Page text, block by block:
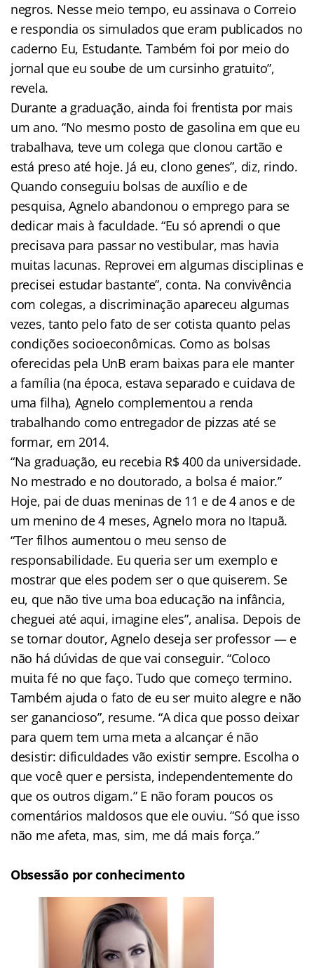
negros. Nesse meio tempo, eu assinava o Correio
e respondia os simulados que eram publicados no
caderno Eu, Estudante. Também foi por meio do
jornal que eu soube de um cursinho gratuito”,
revela.
Durante a graduação, ainda foi frentista por mais
um ano. “No mesmo posto de gasolina em que eu
trabalhava, teve um colega que clonou cartão e
está preso até hoje. Já eu, clono genes”, diz, rindo.
Quando conseguiu bolsas de auxílio e de
pesquisa, Agnelo abandonou o emprego para se
dedicar mais à faculdade. “Eu só aprendi o que
precisava para passar no vestibular, mas havia
muitas lacunas. Reprovei em algumas disciplinas e
precisei estudar bastante”, conta. Na convivência
com colegas, a discriminação apareceu algumas
vezes, tanto pelo fato de ser cotista quanto pelas
condições socioeconômicas. Como as bolsas
oferecidas pela UnB eram baixas para ele manter
a família (na época, estava separado e cuidava de
uma filha), Agnelo complementou a renda
trabalhando como entregador de pizzas até se
formar, em 2014.
“Na graduação, eu recebia R$ 400 da universidade.
No mestrado e no doutorado, a bolsa é maior.”
Hoje, pai de duas meninas de 11 e de 4 anos e de
um menino de 4 meses, Agnelo mora no Itapuã.
“Ter filhos aumentou o meu senso de
responsabilidade. Eu queria ser um exemplo e
mostrar que eles podem ser o que quiserem. Se
eu, que não tive uma boa educação na infância,
cheguei até aqui, imagine eles”, analisa. Depois de
se tornar doutor, Agnelo deseja ser professor — e
não há dúvidas de que vai conseguir. “Coloco
muita fé no que faço. Tudo que começo termino.
Também ajuda o fato de eu ser muito alegre e não
ser ganancioso”, resume. “A dica que posso deixar
para quem tem uma meta a alcançar é não
desistir: dificuldades vão existir sempre. Escolha o
que você quer e persista, independentemente do
que os outros digam.” E não foram poucos os
comentários maldosos que ele ouviu. “Só que isso
não me afeta, mas, sim, me dá mais força.”
Obsessão por conhecimento